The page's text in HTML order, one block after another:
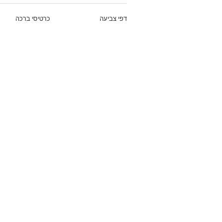
כרטיסי ברכה דפי צביעה